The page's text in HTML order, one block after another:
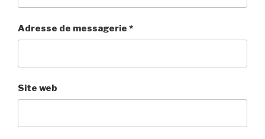
Adresse de messagerie *
Site web